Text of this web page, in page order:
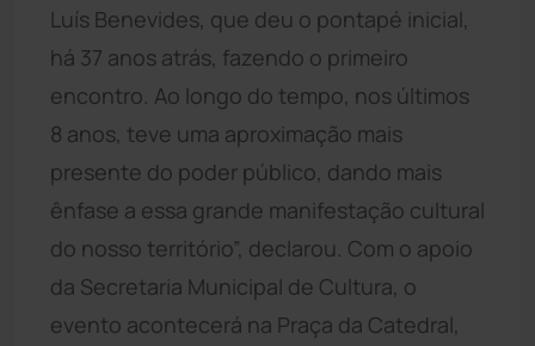
Luís Benevides, que deu o pontapé inicial,
há 37 anos atrás, fazendo o primeiro
encontro. Ao longo do tempo, nos últimos
8 anos, teve uma aproximação mais
presente do poder público, dando mais
ênfase a essa grande manifestação cultural
do nosso território”, declarou. Com o apoio
da Secretaria Municipal de Cultura, o
evento acontecerá na Praça da Catedral,